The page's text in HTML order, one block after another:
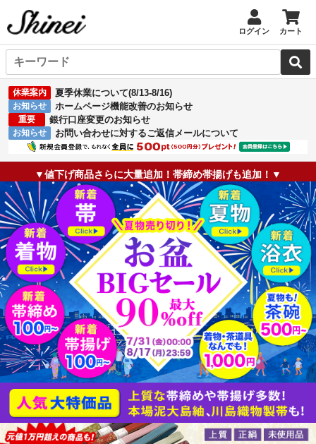
ログイン カート
休業案内 夏季休業について(8/13-8/16)
お知らせ ホームページ機能改善のお知らせ
重要 銀行口座変更のお知らせ
お知らせ お問い合わせに対するご返信メールについて
▼値下げ商品さらに大量追加！帯締め帯揚げも追加！▼